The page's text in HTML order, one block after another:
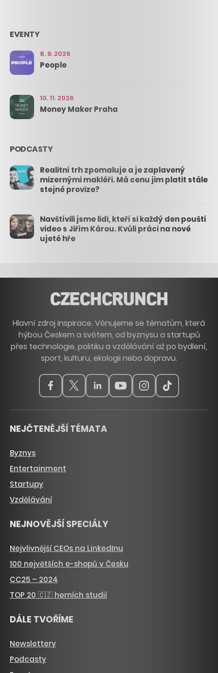
EVENTY
8. 9. 2026
People
10. 11. 2026
Money Maker Praha
PODCASTY
Realitní trh zpomaluje a je zaplavený
mizernými makléři. Má cenu jim platit stále
stejné provize?
Navštívili jsme lidi, kteří si každý den pouští
video s Jiřím Károu. Kvůli práci na nové
ujeté hře
Hlavní zdroj inspirace. Věnujeme se tématům, která
hýbou Českem a světem, od byznysu a startupů
přes technologie, politiku a vzdělávání až po bydlení,
sport, kulturu, ekologii nebo dopravu.
NEJČTENĚJŠÍ TÉMATA
Byznys
Entertainment
Startupy
Vzdělávání
NEJNOVĚJŠÍ SPECIÁLY
Nejvlivnější CEOs na LinkedInu
100 největších e-shopů v Česku
CC25 – 2024
TOP 20 🇨🇿 herních studií
DÁLE TVOŘÍME
Newslettery
Podcasty